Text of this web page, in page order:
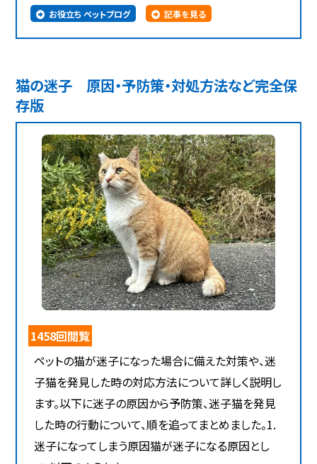
お役立ち ペットブログ 記事を見る
猫の迷子 原因・予防策・対処方法など完全保
存版
1458回閲覧
ペットの猫が迷子になった場合に備えた対策や、迷
子猫を発見した時の対応方法について詳しく説明し
ます。以下に迷子の原因から予防策、迷子猫を発見
した時の行動について、順を追ってまとめました。1.
迷子になってしまう原因猫が迷子になる原因とし